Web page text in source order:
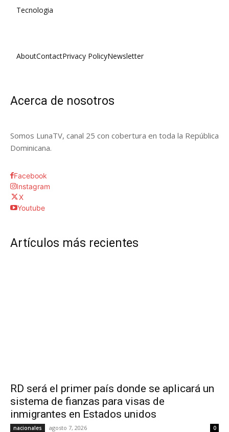
Tecnologia
AboutContactPrivacy PolicyNewsletter
Acerca de nosotros
Somos LunaTV, canal 25 con cobertura en toda la República
Dominicana.
Facebook
Instagram
X
Youtube
Artículos más recientes
RD será el primer país donde se aplicará un
sistema de fianzas para visas de
inmigrantes en Estados unidos
nacionales agosto 7, 2026 0